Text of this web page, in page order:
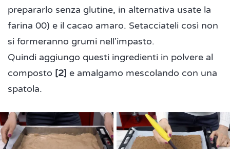
prepararlo senza glutine, in alternativa usate la
farina 00) e il cacao amaro. Setacciateli così non
si formeranno grumi nell'impasto.
Quindi aggiungo questi ingredienti in polvere al
composto [2] e amalgamo mescolando con una
spatola.